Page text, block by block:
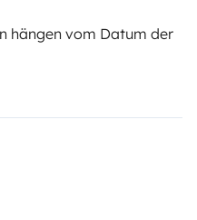
hängen vom Datum der